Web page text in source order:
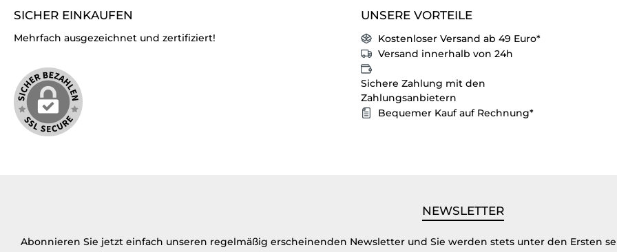
SICHER EINKAUFEN
Mehrfach ausgezeichnet und zertifiziert!
UNSERE VORTEILE
Kostenloser Versand ab 49 Euro*
Versand innerhalb von 24h
Sichere Zahlung mit den
Zahlungsanbietern
Bequemer Kauf auf Rechnung*
NEWSLETTER
Abonnieren Sie jetzt einfach unseren regelmäßig erscheinenden Newsletter und Sie werden stets unter den Ersten